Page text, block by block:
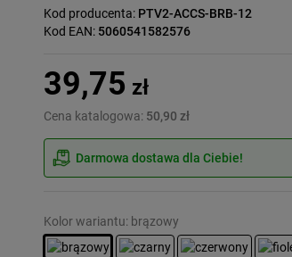
Kod producenta: PTV2-ACCS-BRB-12
Kod EAN: 5060541582576
39,75 zł
Cena katalogowa: 50,90 zł
Darmowa dostawa dla Ciebie!
Kolor wariantu: brązowy